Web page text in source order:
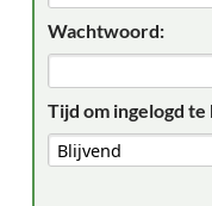
Wachtwoord:
Tijd om ingelogd